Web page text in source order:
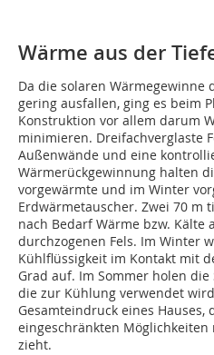
Wärme aus der
Da die solaren Wärmegewinne
gering ausfallen, ging es beim
Konstruktion vor allem darum
minimieren. Dreifachverglaste
Außenwände und eine
Wärmerückgewinnung halten
vorgewärmte und im Winter
Erdwärmetauscher. Zwei 70 m
nach Bedarf Wärme bzw. Kälte
durchzogenen Fels. Im Winter
Kühlflüssigkeit im Kontakt mit
Grad auf. Im Sommer holen
die zur Kühlung verwendet
Gesamteindruck eines Hauses,
eingeschränkten Möglichkeiten
zieht.